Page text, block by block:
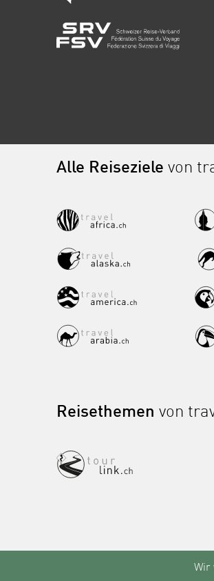
Alle Reiseziele von
Reisethemen von
Wir